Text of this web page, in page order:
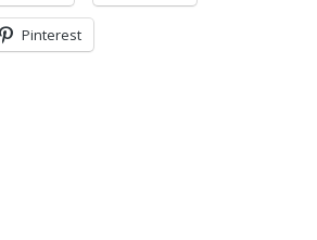
Pinterest